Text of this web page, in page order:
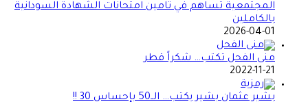
المجتمعية تساهم في تامين امتحانات الشهادة السودانية
بالكاملين
2026-04-01
منى الفحل تكتب… شكراً قطر
2022-11-21
بشير عثمان بشير يكتب… الــ50 بإحساس 30 !!